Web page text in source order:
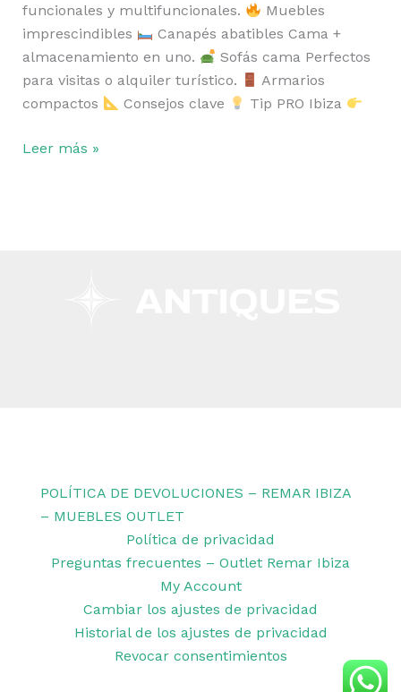
funcionales y multifuncionales.
Muebles
imprescindibles
Canapés abatibles Cama +
almacenamiento en uno.
Sofás cama Perfectos
para visitas o alquiler turístico.
Armarios
compactos
Consejos clave Tip PRO Ibiza
Leer más »
POLÍTICA DE DEVOLUCIONES – REMAR IBIZA
– MUEBLES OUTLET
Política de privacidad
Preguntas frecuentes – Outlet Remar Ibiza
My Account
Cambiar los ajustes de privacidad
Historial de los ajustes de privacidad
Revocar consentimientos